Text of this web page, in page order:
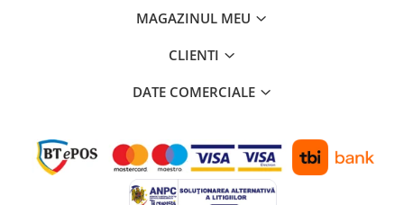
MAGAZINUL MEU
CLIENTI
DATE COMERCIALE